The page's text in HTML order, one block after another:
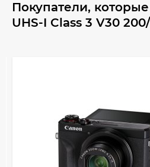
Покупатели,
UHS-I Class 3 V30